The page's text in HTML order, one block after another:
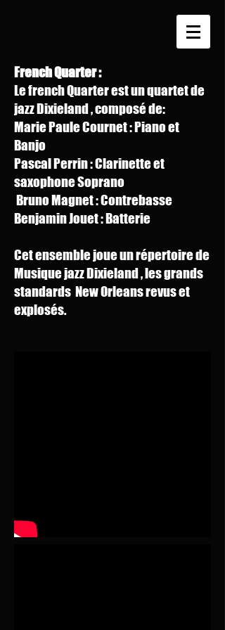
French Quarter :
Le french Quarter est un quartet de
jazz Dixieland , composé de:
Marie Paule Cournet : Piano et
Banjo
Pascal Perrin : Clarinette et
saxophone Soprano
Bruno Magnet : Contrebasse
Benjamin Jouet : Batterie
Cet ensemble joue un répertoire de
Musique jazz Dixieland , les grands
standards New Orleans revus et
explosés.